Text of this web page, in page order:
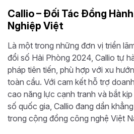
Callio – Đối Tác Đồng
Nghiệp Việt
Là một trong những đơn vị triển
đổi số Hải Phòng 2024, Callio tự
pháp tiên tiến, phù hợp với xu
toàn cầu. Với cam kết hỗ trợ
cao năng lực cạnh tranh và bắt
số quốc gia, Callio đang dần
trong cộng đồng công nghệ Việt